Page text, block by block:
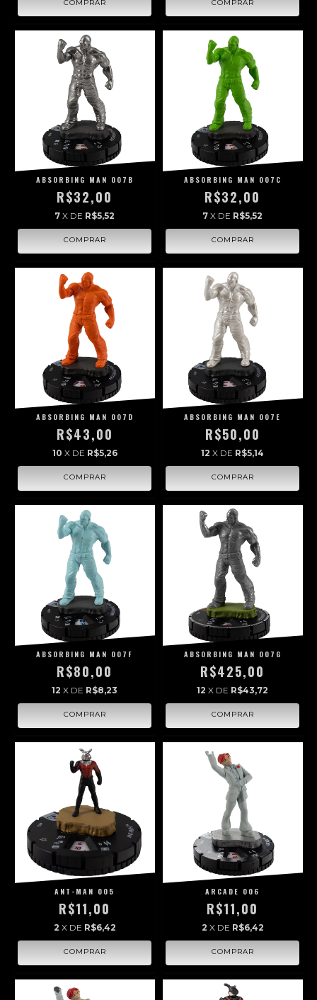
ABSORBING MAN 007B
R$32,00
7 X DE R$5,52
ABSORBING MAN 007C
R$32,00
7 X DE R$5,52
ABSORBING MAN 007D
R$43,00
10 X DE R$5,26
ABSORBING MAN 007E
R$50,00
12 X DE R$5,14
ABSORBING MAN 007F
R$80,00
12 X DE R$8,23
ABSORBING MAN 007G
R$425,00
12 X DE R$43,72
ANT-MAN 005
R$11,00
2 X DE R$6,42
ARCADE 006
R$11,00
2 X DE R$6,42